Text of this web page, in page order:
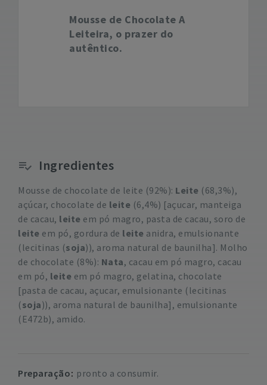
Mousse de Chocolate A
Leiteira, o prazer do
autêntico.
Ingredientes
Mousse de chocolate de leite (92%): Leite (68,3%),
açúcar, chocolate de leite (6,4%) [açucar, manteiga
de cacau, leite em pó magro, pasta de cacau, soro de
leite em pó, gordura de leite anidra, emulsionante
(lecitinas (soja)), aroma natural de baunilha]. Molho
de chocolate (8%): Nata, cacau em pó magro, cacau
em pó, leite em pó magro, gelatina, chocolate
[pasta de cacau, açucar, emulsionante (lecitinas
(soja)), aroma natural de baunilha], emulsionante
(E472b), amido.
Preparação pronto a consumir.